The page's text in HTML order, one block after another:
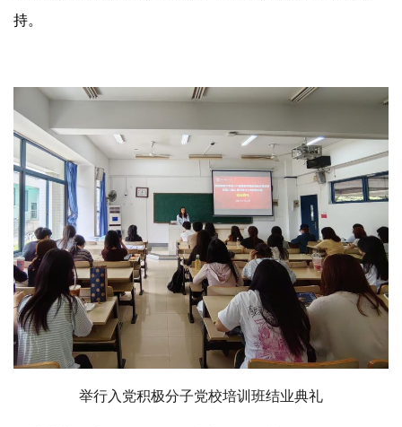
持。
举行入党积极分子党校培训班结业典礼